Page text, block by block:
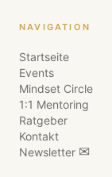
NAVIGATION
Startseite
Events
Mindset Circle
1:1 Mentoring
Ratgeber
Kontakt
Newsletter ✉